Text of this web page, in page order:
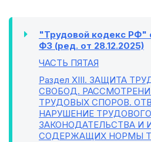
"Трудовой кодекс РФ"
ФЗ (ред. от 28.12.2025)
ЧАСТЬ ПЯТАЯ
Раздел XIII. ЗАЩИТА
СВОБОД.
ТРУДОВЫХ СПОРОВ.
НАРУШЕНИЕ ТРУДОВОГО
ЗАКОНОДАТЕЛЬСТВА И
СОДЕРЖАЩИХ НОРМЫ